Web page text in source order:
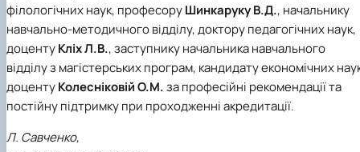
філологічних наук, професоруШинкаруку В.Д., начальнику
навчально-методичного відділу, доктору педагогічних наук,
доцентуКліх Л.В., заступнику начальника навчального
відділу з магістерських програм, кандидату економічних
доцентуКолесніковій О.М.за професійні рекомендації та
постійну підтримку при проходженні акредитації.
Л. Савченко,